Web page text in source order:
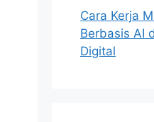
Cara Kerja
Berbasis AI
Digital